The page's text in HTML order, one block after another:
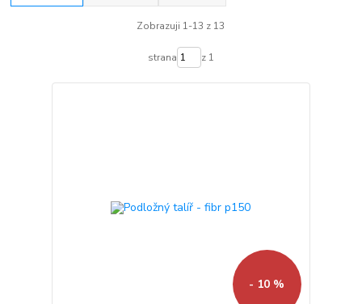
Zobrazuji 1-13 z 13
strana z 1
- 10 %